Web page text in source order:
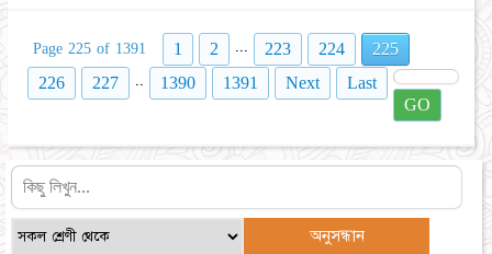
Page 225 of 1391 1 2 ... 223 224
225
226
227 .. 1390 1391 Next
Last
GO